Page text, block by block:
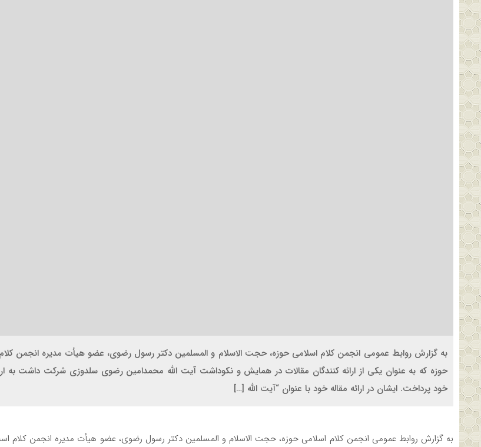
به گزارش روابط عمومی انجمن کلام اسلامی حوزه، حجت الاسلام و المسلمین دکتر رسول رضوی، عضو هیأت مدیره انجمن
حوزه که به عنوان یکی از ارائه کنندگان مقالات در همایش و نکوداشت آیت الله محمدامین رضوی سلدوزی شرکت داشت به
خود پرداخت. ایشان در ارائه مقاله خود با عنوان “آیت الله […]
به گزارش روابط عمومی انجمن کلام اسلامی حوزه، حجت الاسلام و المسلمین دکتر رسول رضوی، عضو هیأت مدیره انجمن کلام